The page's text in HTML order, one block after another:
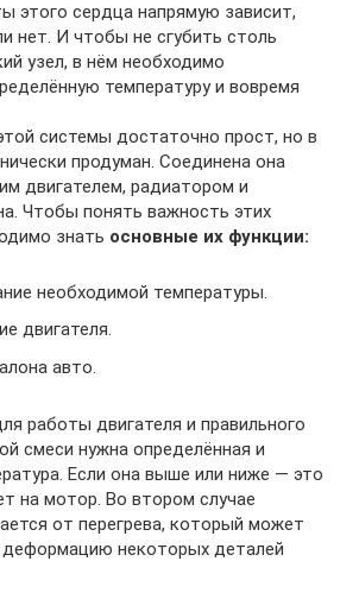
этого сердца напрямую зависит,
нет. И чтобы не сгубить столь
узел, в нём необходимо
температуру и вовремя
системы достаточно прост, но в
продуман. Соединена она
двигателем, радиатором и
Чтобы понять важность этих
знать основные их функции:
необходимой температуры.
двигателя.
авто.
работы двигателя и правильного
смеси нужна определённая и
Если она выше или ниже — это
на мотор. Во втором случае
от перегрева, который может
деформацию некоторых деталей